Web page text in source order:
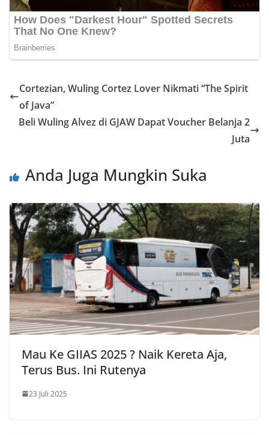
Cortezian, Wuling Cortez Lover Nikmati “The Spirit
of Java”
Beli Wuling Alvez di GJAW Dapat Voucher Belanja 2
Juta
Anda Juga Mungkin Suka
Mau Ke GIIAS 2025 ? Naik Kereta Aja,
Terus Bus. Ini Rutenya
23 Juli 2025